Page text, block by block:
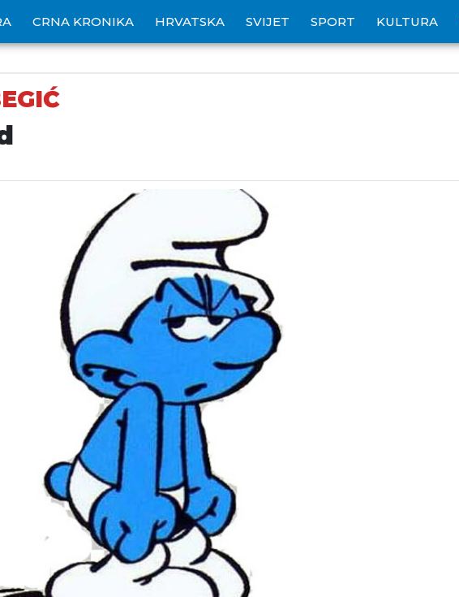
CRNA KRONIKA HRVATSKA SVIJET SPORT KULTURA